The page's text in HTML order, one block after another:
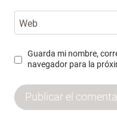
Web
Guarda mi nombre,
navegador para la